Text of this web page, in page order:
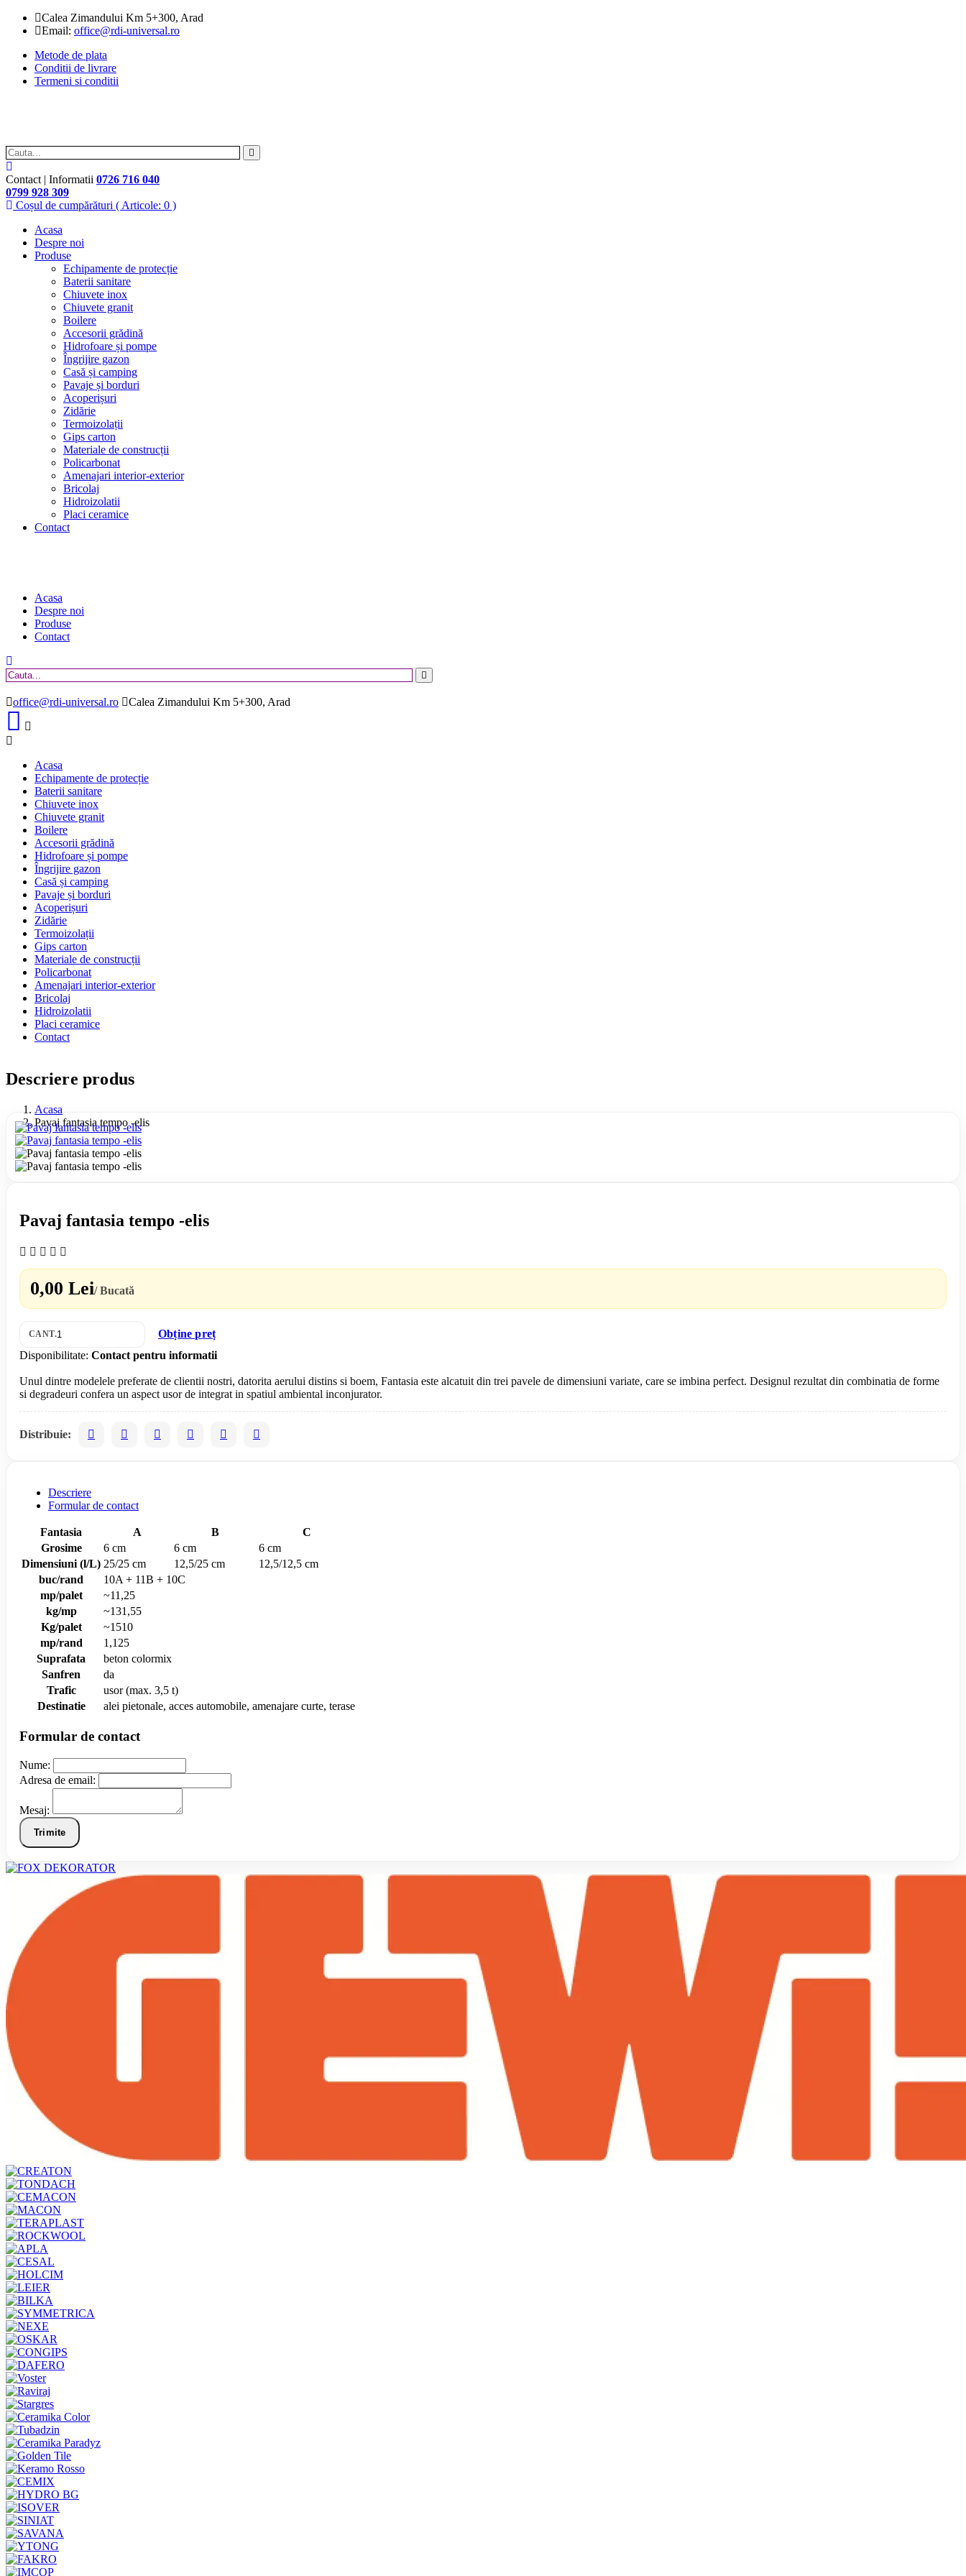
Calea Zimandului Km 5+300, Arad
Email: office@rdi-universal.ro
Metode de plata
Conditii de livrare
Termeni si conditii
Contact | Informatii 0726 716 040
0799 928 309
Coșul de cumpărături ( Articole: 0 )
Acasa
Despre noi
Produse
Echipamente de protecție
Baterii sanitare
Chiuvete inox
Chiuvete granit
Boilere
Accesorii grădină
Hidrofoare și pompe
Îngrijire gazon
Casă și camping
Pavaje și borduri
Acoperișuri
Zidărie
Termoizolații
Gips carton
Materiale de construcții
Policarbonat
Amenajari interior-exterior
Bricolaj
Hidroizolatii
Placi ceramice
Contact
Acasa
Despre noi
Produse
Contact
office@rdi-universal.ro Calea Zimandului Km 5+300, Arad
Acasa
Echipamente de protecție
Baterii sanitare
Chiuvete inox
Chiuvete granit
Boilere
Accesorii grădină
Hidrofoare și pompe
Îngrijire gazon
Casă și camping
Pavaje și borduri
Acoperișuri
Zidărie
Termoizolații
Gips carton
Materiale de construcții
Policarbonat
Amenajari interior-exterior
Bricolaj
Hidroizolatii
Placi ceramice
Contact
Descriere produs
Acasa
Pavaj fantasia tempo -elis
Pavaj fantasia tempo -elis
0,00 Lei/ Bucată
CANT.
Obține preț
Disponibilitate: Contact pentru informatii
Unul dintre modelele preferate de clientii nostri, datorita aerului distins si boem, Fantasia este alcatuit din trei pavele de dimensiuni variate, care se imbina perfect. Designul rezultat din combinatia de forme
Distribuie:
Descriere
Formular de contact
Fantasia A B
C
Grosime
6 cm 6 cm
6 cm
Dimensiuni (l/L) 25/25 cm 12,5/25 cm
12,5/12,5 cm
buc/rand
10A + 11B + 10C
mp/palet
~11,25
kg/mp
~131,55
Kg/palet
~1510
mp/rand
1,125
Suprafata
beton colormix
Sanfren
da
Trafic
usor (max. 3,5 t)
Destinatie
alei pietonale, acces automobile, amenajare curte, terase
Formular de contact
Nume:
Adresa de email:
Mesaj:
Trimite